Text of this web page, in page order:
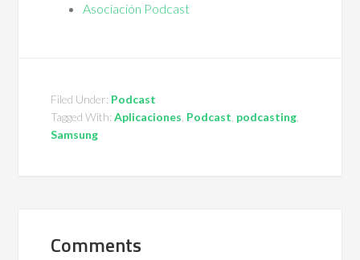
Asociación Podcast
Filed Under: Podcast
Tagged With:Aplicaciones Podcast podcasting
Samsung
Comments